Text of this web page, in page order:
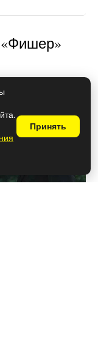
Принять